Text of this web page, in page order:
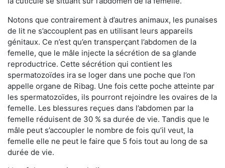
Notons que contrairement à d’autres animaux, les punaises
de lit ne s’accouplent pas en utilisant leurs appareils
génitaux. Ce n’est qu’en transperçant l’abdomen de la
femelle, que le mâle injecte la sécrétion de sa glande
reproductrice. Cette sécrétion qui contient les
spermatozoïdes ira se loger dans une poche que l’on
appelle organe de Ribag. Une fois cette poche atteinte par
les spermatozoïdes, ils pourront rejoindre les ovaires de la
femelle. Les blessures reçues dans l’abdomen par la
femelle réduisent de 30 % sa durée de vie. Tandis que le
mâle peut s’accoupler le nombre de fois qu’il veut, la
femelle elle ne peut le faire que 5 fois tout au long de sa
durée de vie.